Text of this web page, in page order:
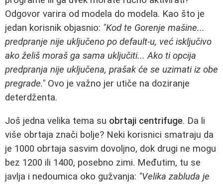
Odgovor varira od modela do modela. Kao što je
jedan korisnik objasnio: "Kod te Gorenje mašine...
predpranje nije uključeno po default-u, već isključivo
ako želiš moraš ga sama uključiti... Ako ti opcija
predpranja nije uključena, prašak će se uzimati iz obe
pregrade." Ovo je važno jer utiče na doziranje
deterdženta.
Još jedna velika tema su obrtaji centrifuge. Da li
više obrtaja znači bolje? Neki korisnici smatraju da
je 1000 obrtaja sasvim dovoljno, dok drugi ne mogu
bez 1200 ili 1400, posebno zimi. Međutim, tu se
javlja i nedoumica oko gužvanja: "Velika zabluda je